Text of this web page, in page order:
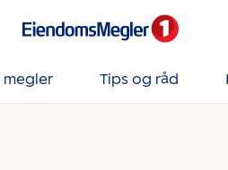
megler Tips og råd